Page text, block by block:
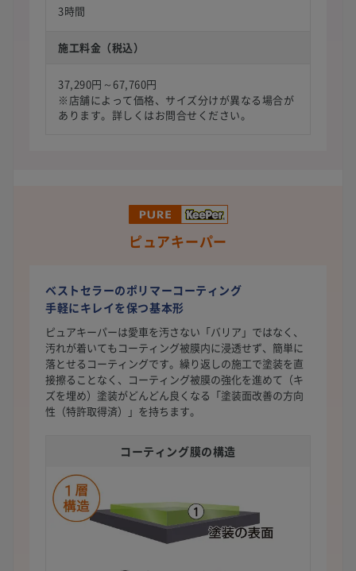
3時間
施工料金（税込）
37,290円～67,760円
※店舗によって価格、サイズ分けが異なる場合が
あります。詳しくはお問合せください。
ピュアキーパー
ベストセラーのポリマーコーティング
手軽にキレイを保つ基本形
ピュアキーパーは愛車を汚さない「バリア」ではなく、
汚れが着いてもコーティング被膜内に浸透せず、簡単に
落とせるコーティングです。繰り返しの施工で塗装を直
接擦ることなく、コーティング被膜の強化を進めて（キ
ズを埋め）塗装がどんどん良くなる「塗装面改善の方向
性（特許取得済）」を持ちます。
コーティング膜の構造